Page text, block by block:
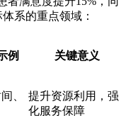
系的重点领域：
例 关键意义
、
提升资源利用，强
化服务保障